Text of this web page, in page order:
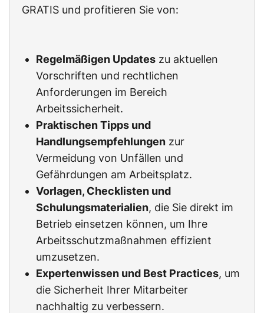
GRATIS und profitieren Sie von:
Regelmäßigen Updates zu aktuellen
Vorschriften und rechtlichen
Anforderungen im Bereich
Arbeitssicherheit.
Praktischen Tipps und
Handlungsempfehlungen zur
Vermeidung von Unfällen und
Gefährdungen am Arbeitsplatz.
Vorlagen, Checklisten und
Schulungsmaterialien, die Sie direkt im
Betrieb einsetzen können, um Ihre
Arbeitsschutzmaßnahmen effizient
umzusetzen.
Expertenwissen und Best Practices, um
die Sicherheit Ihrer Mitarbeiter
nachhaltig zu verbessern.